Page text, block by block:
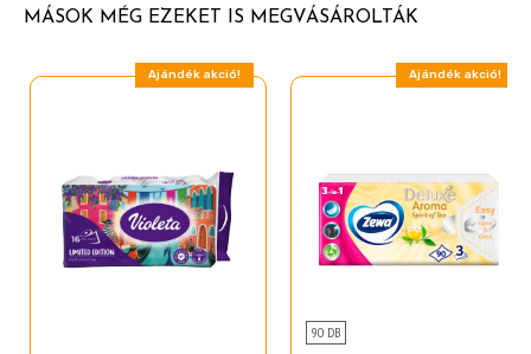
Hexyl cinnamal
MÁSOK MÉG EZEKET IS MEGVÁSÁROLTÁK
Ajándék akció! Ajándék akció!
90 DB